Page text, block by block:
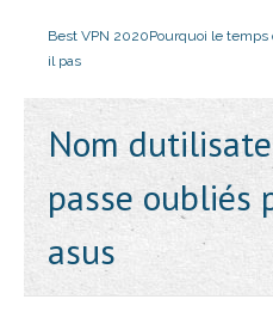
Best VPN 2020Pourquoi le
il pas
Nom
passe oubliés
asus